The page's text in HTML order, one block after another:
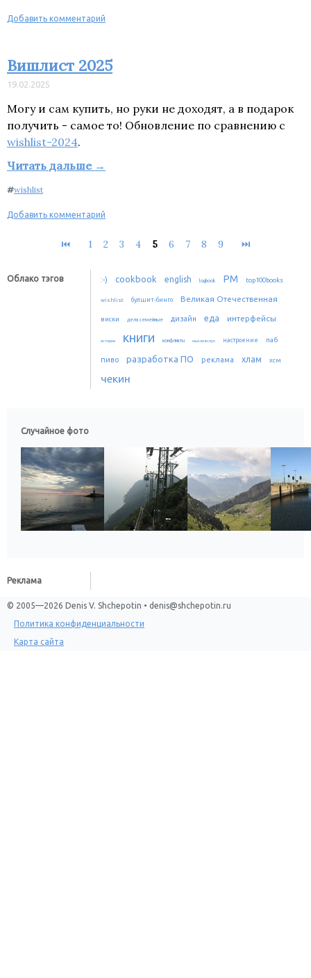
Добавить комментарий
Вишлист 2025
19.02.2025
Могу и сам купить, но руки не доходят, а в подарок
получить - самое то! Обновление по сравнению с
wishlist-2024.
Читать дальше →
#wishlist
Добавить комментарий
⏮ 1 2 3 4 5 6 7 8 9 ⏭
Облако тэгов :-) cookbook english logbook PM top100books
wishlist булшит-бинго Великая Отечественная
виски дела семейные дизайн еда интерфейсы
истории книги конфликты мысли вслух настроение паб
пиво разработка ПО реклама хлам хсм
чекин
Случайное фото
Реклама
© 2005—2026 Denis V. Shchepotin • denis@shchepotin.ru
Политика конфиденциальности
Карта сайта